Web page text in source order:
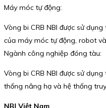
Máy móc tự động:
Vòng bi CRB NBI được sử
của máy móc tự động, robot
Ngành công nghiệp đóng tàu:
Vòng bi CRB NBI được sử
thống nâng hạ và hệ thống
NBI Việt Nam